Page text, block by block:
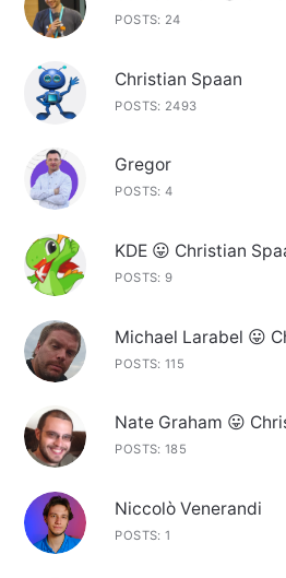
POSTS: 24
Christian Spaan
POSTS: 2493
Gregor
POSTS: 4
KDE 😛 Christian
POSTS: 9
Michael Larabel 😛
POSTS: 115
Nate Graham 😛
POSTS: 185
Niccolò Venerandi
POSTS: 1